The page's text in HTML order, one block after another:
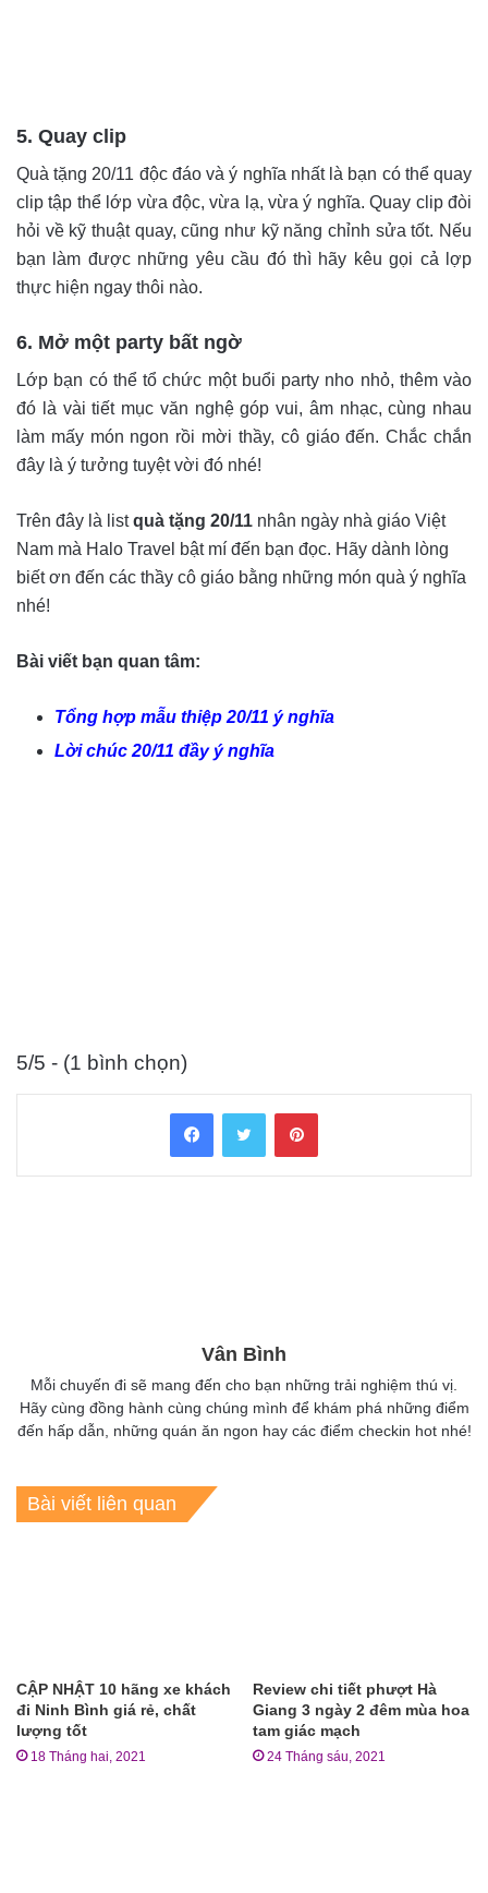
5. Quay clip
Quà tặng 20/11 độc đáo và ý nghĩa nhất là bạn có thể quay
clip tập thể lớp vừa độc, vừa lạ, vừa ý nghĩa. Quay clip đòi
hỏi về kỹ thuật quay, cũng như kỹ năng chỉnh sửa tốt. Nếu
bạn làm được những yêu cầu đó thì hãy kêu gọi cả lợp
thực hiện ngay thôi nào.
6. Mở một party bất ngờ
Lớp bạn có thể tổ chức một buổi party nho nhỏ, thêm vào
đó là vài tiết mục văn nghệ góp vui, âm nhạc, cùng nhau
làm mấy món ngon rồi mời thầy, cô giáo đến. Chắc chắn
đây là ý tưởng tuyệt vời đó nhé!
Trên đây là listquà tặng 20/11 nhân ngày nhà giáo Việt
Nam mà Halo Travel bật mí đến bạn đọc. Hãy dành lòng
biết ơn đến các thầy cô giáo bằng những món quà ý nghĩa
nhé!
Bài viết bạn quan tâm:
Tổng hợp mẫu thiệp 20/11 ý nghĩa
Lời chúc 20/11 đầy ý nghĩa
5/5 - (1 bình chọn)
FacebookTwitter Pinterest
Vân Bình
Mỗi chuyến đi sẽ mang đến cho bạn những trải nghiệm thú vị.
Hãy cùng đồng hành cùng chúng mình để khám phá những điểm
đến hấp dẫn, những quán ăn ngon hay các điểm checkin hot nhé!
Bài viết liên quan
CẬP NHẬT 10 hãng xe khách
đi Ninh Bình giá rẻ, chất
lượng tốt
18 Tháng hai, 2021
Review chi tiết phượt Hà
Giang 3 ngày 2 đêm mùa hoa
tam giác mạch
24 Tháng sáu, 2021